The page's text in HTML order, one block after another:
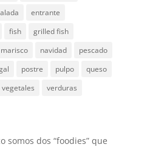
entrante
fish
grilled fish
marisco navidad
pescado
postre pulpo
queso
vegetales verduras
somos dos “foodies” que